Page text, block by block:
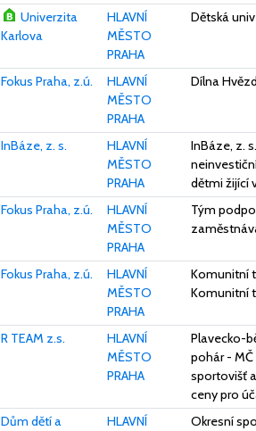
Univerzita
Karlova
HLAVNÍ
MĚSTO
PRAHA
Dětská
Fokus Praha, z.ú.
HLAVNÍ
MĚSTO
PRAHA
Dílna
InBáze, z. s.
HLAVNÍ
MĚSTO
PRAHA
InBáze, z.
dětmi žijící
Fokus Praha, z.ú.
HLAVNÍ
MĚSTO
PRAHA
Tým
Fokus Praha, z.ú.
HLAVNÍ
MĚSTO
PRAHA
Komunitní
Komunitní
R TEAM z.s.
HLAVNÍ
MĚSTO
PRAHA
Plavecko-
pohár - MČ
sportovišť
ceny pro
Dům dětí a
HLAVNÍ
Okresní